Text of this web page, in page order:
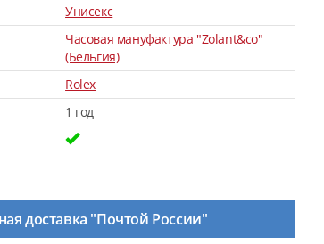
Унисекс
Часовая мануфактура "Zolant&co"
(Бельгия)
Rolex
1 год
доставка "Почтой России"